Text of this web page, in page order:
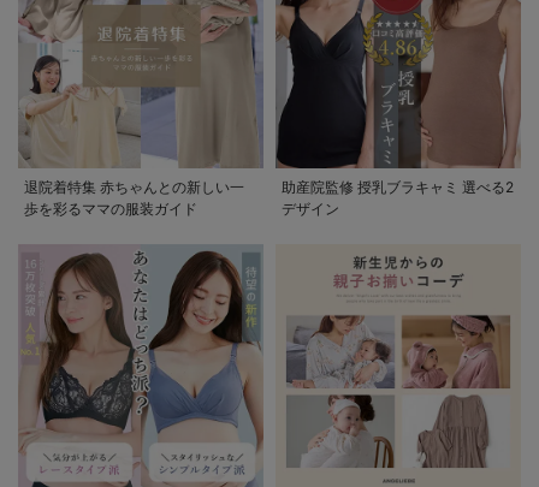
退院着特集 赤ちゃんとの新しい一
歩を彩るママの服装ガイド
助産院監修 授乳ブラキャミ 選べる2
デザイン